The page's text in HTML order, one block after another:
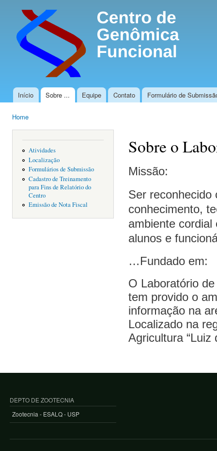
Main menu
Início Sobre ... Equipe Contato Formulário de
Home
Atividades
Localização
Formulários de Submissão
Cadastro de Treinamento
para Fins de Relatório do
Centro
Emissão de Nota Fiscal
Sobre o
Missão:
Ser reconhecido
conhecimento,
ambiente
alunos e
…Fundado em:
O Laboratório
tem provido o
informação na
Localizado na
Agricultura “Luiz
DEPTO DE ZOOTECNIA
Zootecnia - ESALQ - USP